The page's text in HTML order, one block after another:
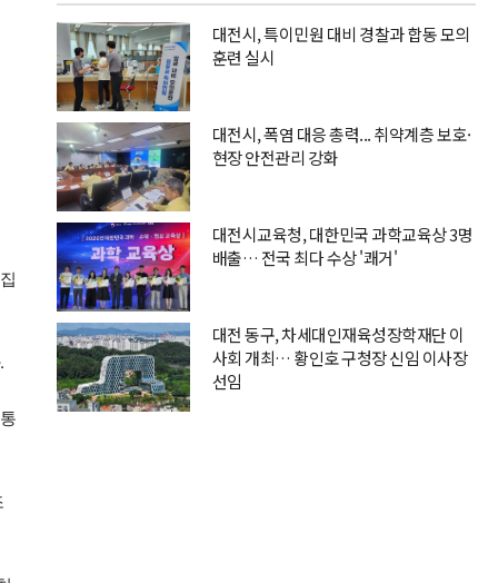
대전시, 특이민원 대비 경찰과 합동 모의
훈련 실시
대전시, 폭염 대응 총력... 취약계층 보호·
현장 안전관리 강화
대전시교육청, 대한민국 과학교육상 3명
배출… 전국 최다 수상 '쾌거'
대전 동구, 차세대인재육성장학재단 이
사회 개최… 황인호 구청장 신임 이사장
선임